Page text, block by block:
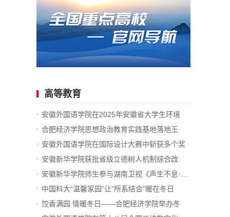
高等教育
安徽外国语学院在2025年安徽省大学生环境
设...
合肥经济学院思想政治教育实践基地落地王
步...
安徽外国语学院在国际设计大赛中斩获多个奖
项
安徽新华学院获批省级立德树人机制综合改
革...
安徽新华学院师生参与湖南卫视《声生不息·...
中国科大“温馨家园”让“所系结合”暖在冬日
饺香满园 情暖冬日——合肥经济学院举办冬